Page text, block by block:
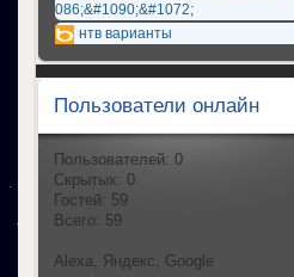
086;&#1090;&#1072;
нтв варианты
Пользователи онлайн
Пользователей: 0
Скрытых: 0
Гостей: 59
Всего: 59
Alexa, Яндекс, Google